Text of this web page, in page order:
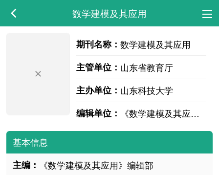
数学建模及其应用
期刊名称： 数学建模及其应用
主管单位： 山东省教育厅
主办单位： 山东科技大学
编辑单位：
《数学建模及其应用》编辑部
基本信息
主编：
《数学建模及其应用》编辑部